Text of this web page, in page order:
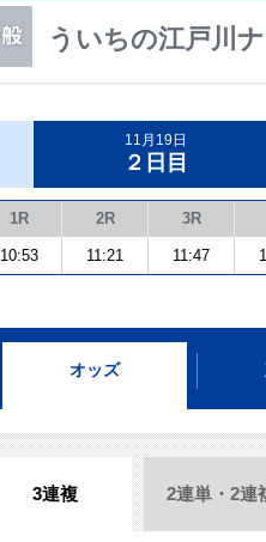
ういちの江戸川
11月19日
２日目
1R 2R 3R
10:53 11:21 11:47
オッズ
3連複 2連単・2連